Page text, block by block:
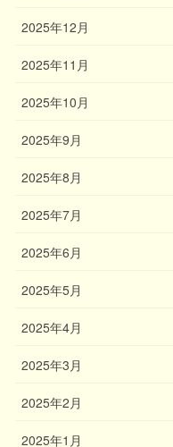
2025年12月
2025年11月
2025年10月
2025年9月
2025年8月
2025年7月
2025年6月
2025年5月
2025年4月
2025年3月
2025年2月
2025年1月